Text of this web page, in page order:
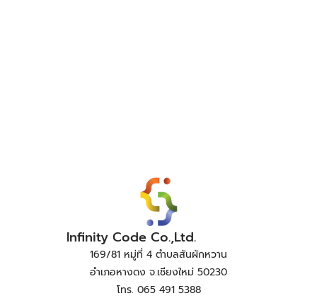
Infinity Code Co.,Ltd.
169/81 หมู่ที่ 4 ตำบลสันผักหวาน
อำเภอหางดง จ.เชียงใหม่ 50230
โทร. 065 491 5388